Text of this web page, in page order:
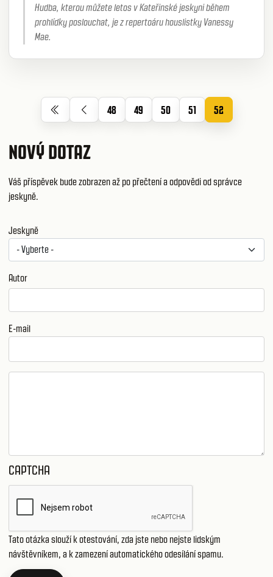
Hudba, kterou můžete letos v Kateřinské jeskyni během
prohlídky poslouchat, je z repertoáru houslistky Vanessy
Mae.
48 49 50 51 52
NOVÝ DOTAZ
Váš příspěvek bude zobrazen až po přečtení a odpovědi od správce
jeskyně.
Jeskyně
Autor
E-mail
CAPTCHA
Tato otázka slouží k otestování, zda jste nebo nejste lidským
návštěvníkem, a k zamezení automatického odesílání spamu.